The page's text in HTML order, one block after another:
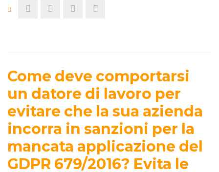
Come deve comportarsi
un datore di lavoro per
evitare che la sua azienda
incorra in sanzioni per la
mancata applicazione del
GDPR 679/2016? Evita le